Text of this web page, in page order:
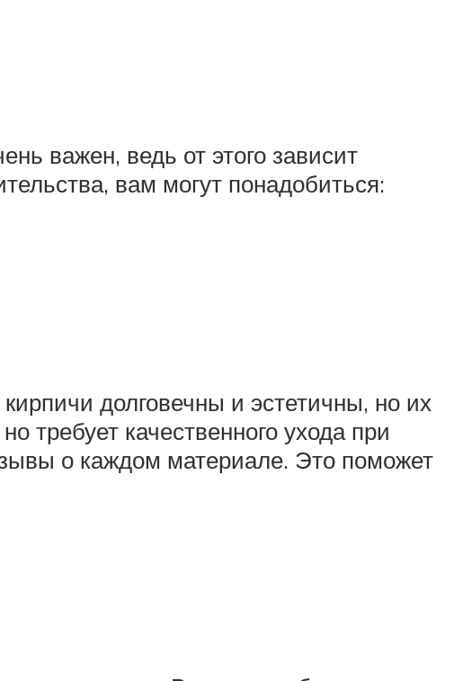
важен, ведь от этого зависит
вам могут понадобиться:
долговечны и эстетичны, но их
требует качественного ухода при
о каждом материале. Это поможет